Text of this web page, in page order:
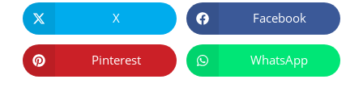
CE
CONTENU
Ouvrir
dans
une
autre
fenêtre
X Ouvrir
dans
une
autre
fenêtre
Facebook
Ouvrir
dans
Pinterest Ouvrir
dans
WhatsApp